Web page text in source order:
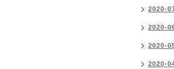
2020-
2020-
2020-
2020-